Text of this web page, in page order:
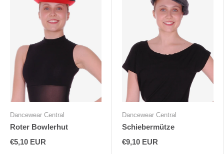
Dancewear Central
Roter Bowlerhut
€5,10 EUR
Dancewear Central
Schiebermütze
€9,10 EUR